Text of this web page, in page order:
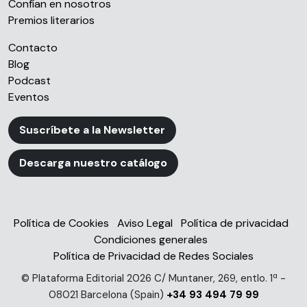
Confían en nosotros
Premios literarios
Contacto
Blog
Podcast
Eventos
Suscríbete a la Newsletter
Descarga nuestro catálogo
Política de Cookies Aviso Legal
Política de privacidad
Condiciones generales
Política de Privacidad de Redes Sociales
© Plataforma Editorial 2026 C/ Muntaner, 269, entlo. 1ª -
08021 Barcelona (Spain) +34 93 494 79 99